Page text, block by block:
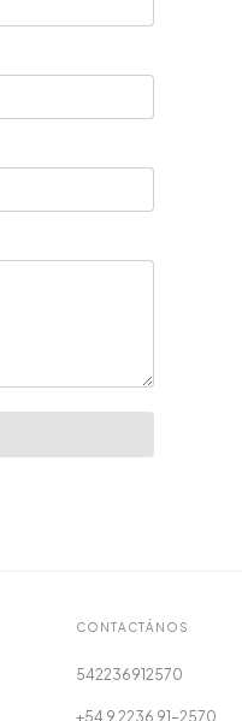
CONTACTÁNOS
542236912570
+54 9 2236 91-2570